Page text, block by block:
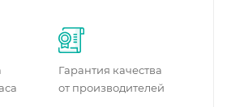
Гарантия качества
от производителей